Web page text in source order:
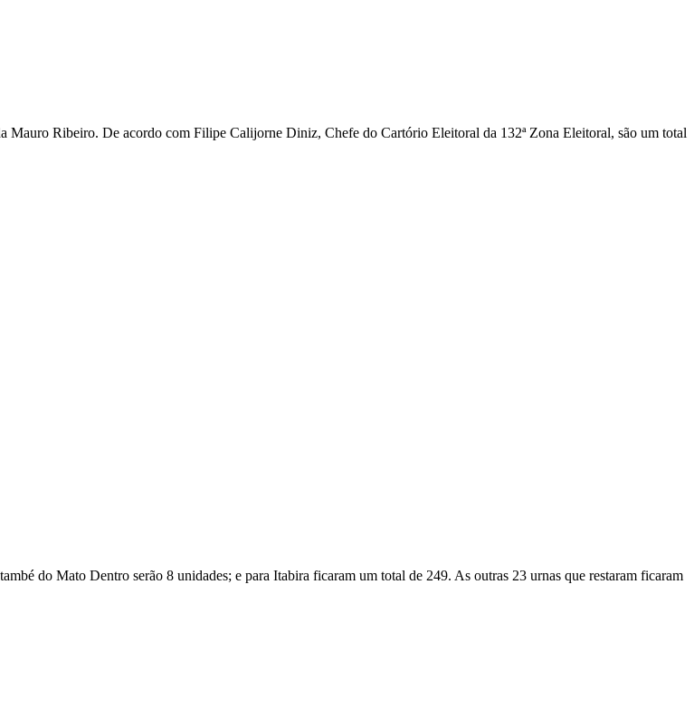
Ribeiro. De acordo com Filipe Calijorne Diniz, Chefe do Cartório Eleitoral da 132ª Zona Eleitoral, são um total
do Mato Dentro serão 8 unidades; e para Itabira ficaram um total de 249. As outras 23 urnas que restaram ficaram